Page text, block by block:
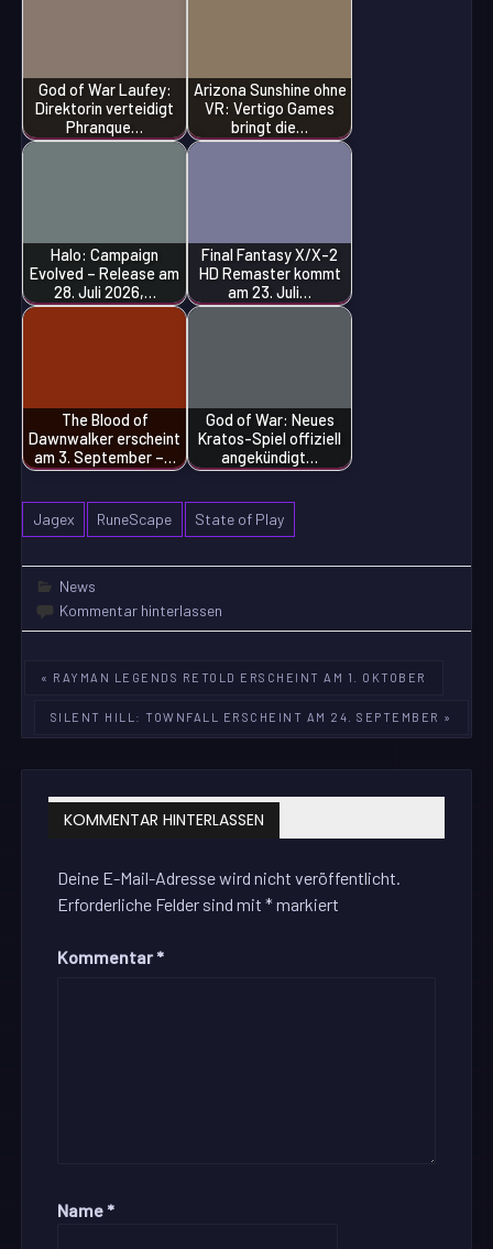
God of War Laufey:
Direktorin verteidigt
Phranque…
Arizona Sunshine ohne
VR: Vertigo Games
bringt die…
Halo: Campaign
Evolved – Release am
28. Juli 2026,…
Final Fantasy X/X-2
HD Remaster kommt
am 23. Juli…
The Blood of
Dawnwalker erscheint
am 3. September –…
God of War: Neues
Kratos-Spiel offiziell
angekündigt…
Jagex RuneScape State of Play
News
Kommentar hinterlassen
Beitragsnavigation
« RAYMAN LEGENDS RETOLD ERSCHEINT AM 1. OKTOBER
SILENT HILL: TOWNFALL ERSCHEINT AM 24. SEPTEMBER »
KOMMENTAR HINTERLASSEN
Deine E-Mail-Adresse wird nicht veröffentlicht.
Erforderliche Felder sind mit*markiert
Kommentar *
Name *